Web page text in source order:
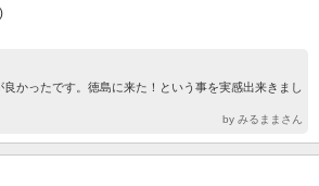
かったです。徳島に来た！という事を実感出来きまし
by みるままさん